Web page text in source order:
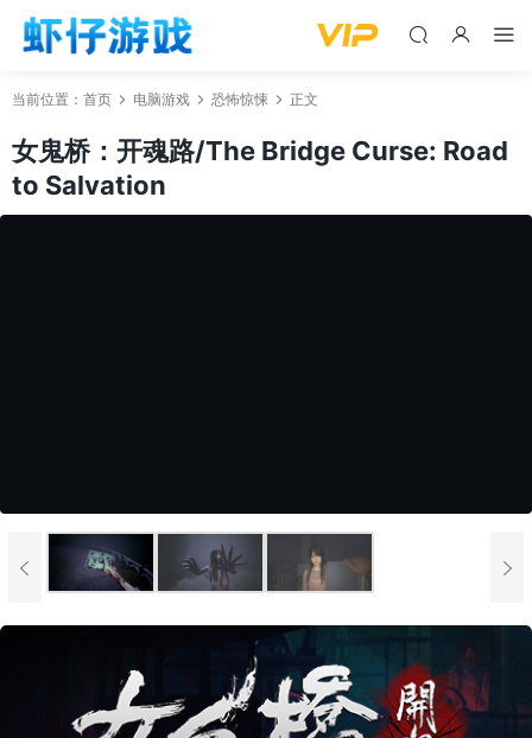
当前位置： 首页 电脑游戏 恐怖惊悚 正文
女鬼桥：开魂路/The Bridge Curse: Road
to Salvation